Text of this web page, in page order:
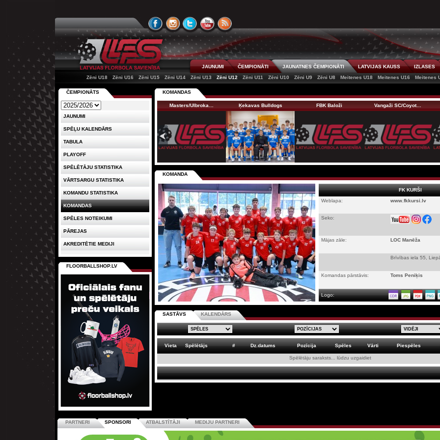
JAUNUMI ČEMPIONĀTI JAUNATNES ČEMPIONĀTI LATVIJAS KAUSS IZLASES
Zēni U18
Zēni U16 Zēni U15 Zēni U14 Zēni U13 Zēni U12 Zēni U11 Zēni U10 Zēni U9 Zēni U8 Meitenes U18 Meitenes U16 Meitenes
KOMANDAS
Masters/Ulbroka… Ķekavas Bulldogs FBK Baloži Vangaži SC/Coyot…
KOMANDA
FK KURŠI
Weblapa:
www.fkkursi.lv
Seko:
Mājas zāle: LOC Manēža
Brīvības iela 55,
Komandas pārstāvis: Toms Peniķis
Logo:
SASTĀVS KALENDĀRS
Vieta Spēlētājs # Dz.datums Pozīcija Spēles Vārti Piespēles
Spēlētāju saraksts... lūdzu uzgaidiet
ČEMPIONĀTS
JAUNUMI
SPĒĻU KALENDĀRS
TABULA
PLAYOFF
SPĒLĒTĀJU STATISTIKA
VĀRTSARGU STATISTIKA
KOMANDU STATISTIKA
KOMANDAS
SPĒLES NOTEIKUMI
PĀREJAS
AKREDITĒTIE MEDIJI
FLOORBALLSHOP.LV
PARTNERI SPONSORI ATBALSTĪTĀJI MEDIJU PARTNERI